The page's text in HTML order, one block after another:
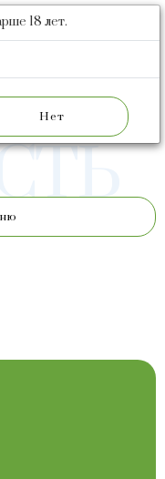
18 лет.